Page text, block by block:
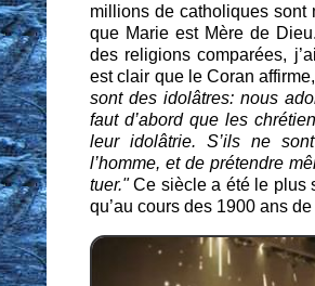
millions de catholiques sont
que Marie est Mère de
des religions comparées,
est clair que le Coran
sont des idolâtres: nous
faut d’abord que les
leur idolâtrie. S’ils ne
l’homme, et de prétendre
tuer."Ce siècle a été le plus
qu’au cours des 1900 ans